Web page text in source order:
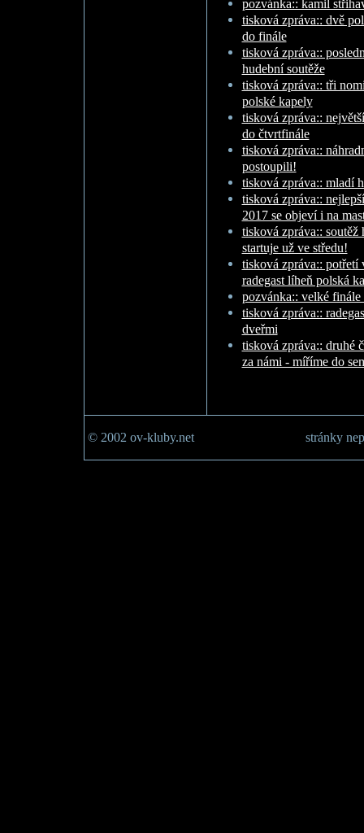
pozvánka:: kamil
tisková zpráva:: dvě
do finále
tisková zpráva::
hudební soutěže
tisková zpráva:: tři
polské kapely
tisková zpráva::
do čtvrtfinále
tisková zpráva::
postoupili!
tisková zpráva:: mladí
tisková zpráva::
2017 se objeví i na
tisková zpráva::
startuje už ve středu!
tisková zpráva::
radegast líheň polská
pozvánka:: velké finále
tisková zpráva::
dveřmi
tisková zpráva:: druhé
za námi - míříme do
© 2002 ov-kluby.net stránky